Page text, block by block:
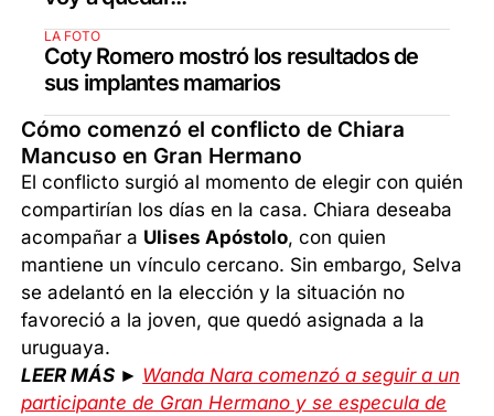
LA FOTO
Coty Romero mostró los resultados de
sus implantes mamarios
Cómo comenzó el conflicto de Chiara
Mancuso en Gran Hermano
El conflicto surgió al momento de elegir con quién
compartirían los días en la casa. Chiara deseaba
acompañar a Ulises Apóstolo, con quien
mantiene un vínculo cercano. Sin embargo, Selva
se adelantó en la elección y la situación no
favoreció a la joven, que quedó asignada a la
uruguaya.
LEER MÁS ► Wanda Nara comenzó a seguir a un
participante de Gran Hermano y se especula de